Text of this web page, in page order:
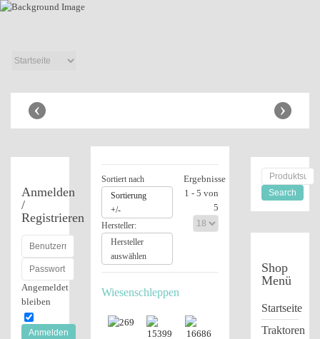
Anhänger Shop
›
‹
Sortiert nach
Sortierung
+/-
Hersteller:
Hersteller
auswählen
Ergebnisse
1 - 5 von
5
Wiesenschleppen
Anmelden
/
Registrieren
Angemeldet
bleiben
Anmelden
Shop
Menü
Startseite
Traktoren